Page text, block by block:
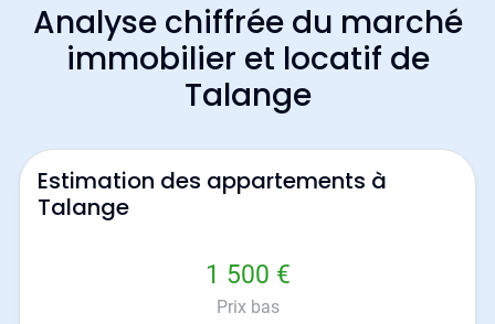
Analyse chiffrée du marché
immobilier et locatif de
Talange
Estimation des appartements à
Talange
1 500 €
Prix bas